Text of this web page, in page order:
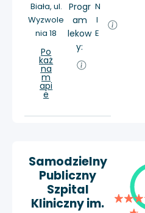
Biała, ul.
Wyzwole
nia 18
Po
każ
na
m
api
e
Progr
am
lekow
y:
N
I
E
Samodzielny
Publiczny
Szpital
Kliniczny im.